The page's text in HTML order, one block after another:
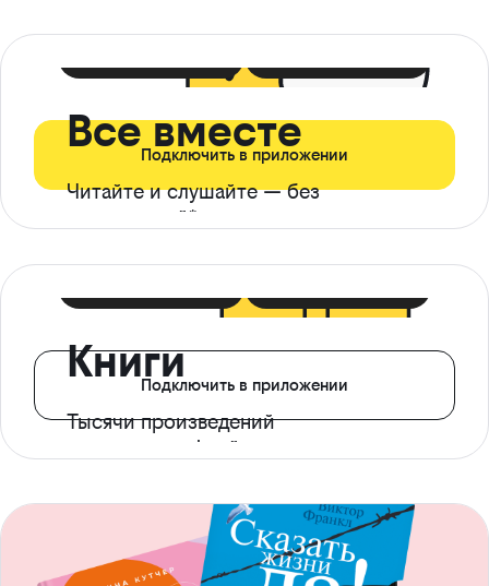
Все вместе
Читайте и слушайте — без
ограничений*
Подключить в приложении
Книги
Тысячи произведений
с доступом офлайн
Подключить в приложении